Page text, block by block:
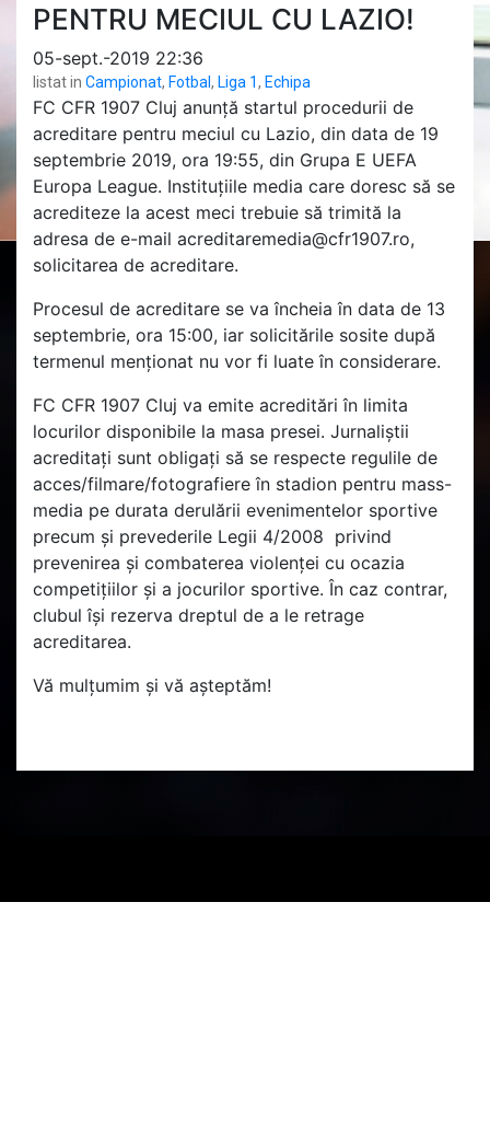
PENTRU MECIUL CU LAZIO!
05-sept.-2019 22:36
listat in Campionat, Fotbal, Liga 1, Echipa
FC CFR 1907 Cluj anunţă startul procedurii de
acreditare pentru meciul cu Lazio, din data de 19
septembrie 2019, ora 19:55, din Grupa E UEFA
Europa League. Instituțiile media care doresc să se
acrediteze la acest meci trebuie să trimită la
adresa de e-mail acreditaremedia@cfr1907.ro,
solicitarea de acreditare.
Procesul de acreditare se va încheia în data de 13
septembrie, ora 15:00, iar solicitările sosite după
termenul menționat nu vor fi luate în considerare.
FC CFR 1907 Cluj va emite acreditări în limita
locurilor disponibile la masa presei. Jurnaliștii
acreditați sunt obligați să se respecte regulile de
acces/filmare/fotografiere în stadion pentru mass-
media pe durata derulării evenimentelor sportive
precum și prevederile Legii 4/2008 privind
prevenirea și combaterea violenței cu ocazia
competițiilor și a jocurilor sportive. În caz contrar,
clubul își rezerva dreptul de a le retrage
acreditarea.
Vă mulțumim și vă așteptăm!